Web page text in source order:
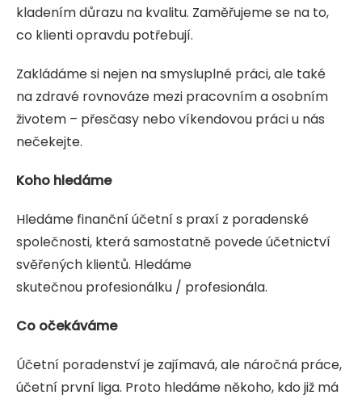
kladením důrazu na kvalitu. Zaměřujeme se na to,
co klienti opravdu potřebují.
Zakládáme si nejen na smysluplné práci, ale také
na zdravé rovnováze mezi pracovním a osobním
životem – přesčasy nebo víkendovou práci u nás
nečekejte.
Koho hledáme
Hledáme finanční účetní s praxí z poradenské
společnosti, která samostatně povede účetnictví
svěřených klientů. Hledáme
skutečnou profesionálku / profesionála.
Co očekáváme
Účetní poradenství je zajímavá, ale náročná práce,
účetní první liga. Proto hledáme někoho, kdo již má